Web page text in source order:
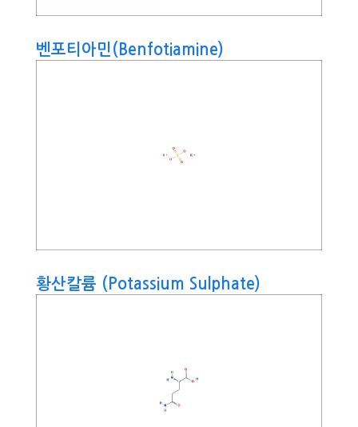
벤포티아민(Benfotiamine)
황산칼륨 (Potassium Sulphate)